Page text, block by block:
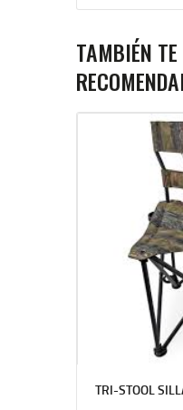
TAMBIÉN TE
TRI-STOOL